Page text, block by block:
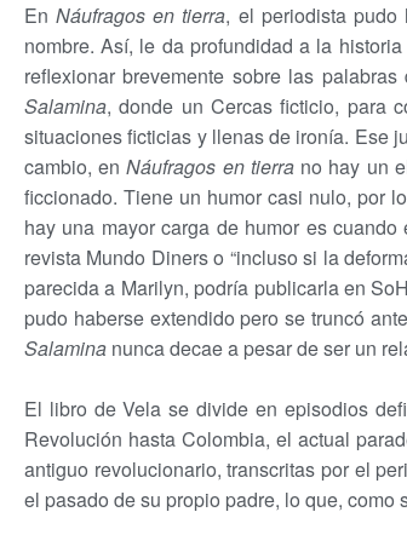
EnNáufragos en tierra, el periodista
nombre. Así, le da profundidad a la
reflexionar brevemente sobre las
Salamina, donde un Cercas ficticio, para
situaciones ficticias y llenas de ironía. Ese
cambio, enNáufragos en tierrano hay un
ficcionado. Tiene un humor casi nulo, por
hay una mayor carga de humor es
revista Mundo Diners o “incluso si la
parecida a Marilyn, podría publicarla en
pudo haberse extendido pero se truncó
Salamina nunca decae a pesar de ser un
El libro de Vela se divide en episodios
Revolución hasta Colombia, el actual
antiguo revolucionario, transcritas por el
el pasado de su propio padre, lo que,